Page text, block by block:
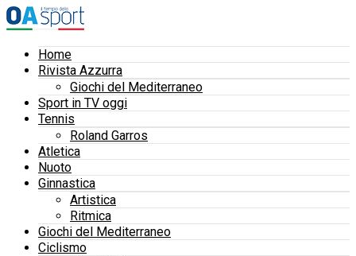
Home
Rivista Azzurra
Giochi del Mediterraneo
Sport in TV oggi
Tennis
Roland Garros
Atletica
Nuoto
Ginnastica
Artistica
Ritmica
Giochi del Mediterraneo
Ciclismo